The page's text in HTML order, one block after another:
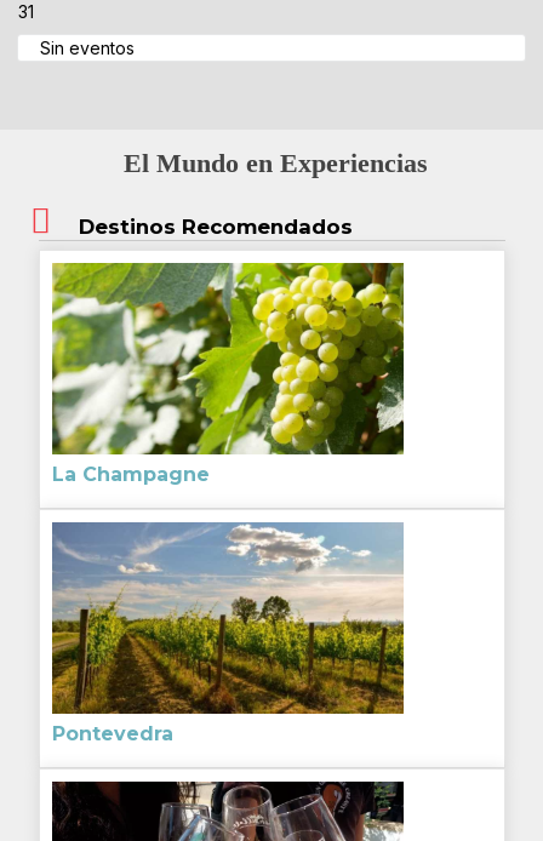
31
Sin eventos
El Mundo en Experiencias
Destinos Recomendados
La Champagne
Pontevedra